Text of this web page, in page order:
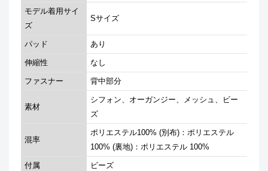
モデル着用サイ
ズ
Sサイズ
パッド あり
伸縮性 なし
ファスナー 背中部分
素材
シフォン、オーガンジー、メッシュ、ビー
ズ
混率
ポリエステル100% (別布)：ポリエステル
100% (裏地)：ポリエステル 100%
付属 ビーズ